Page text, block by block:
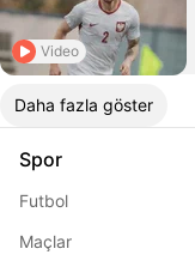
Video
Daha fazla göster
Spor
Futbol
Maçlar